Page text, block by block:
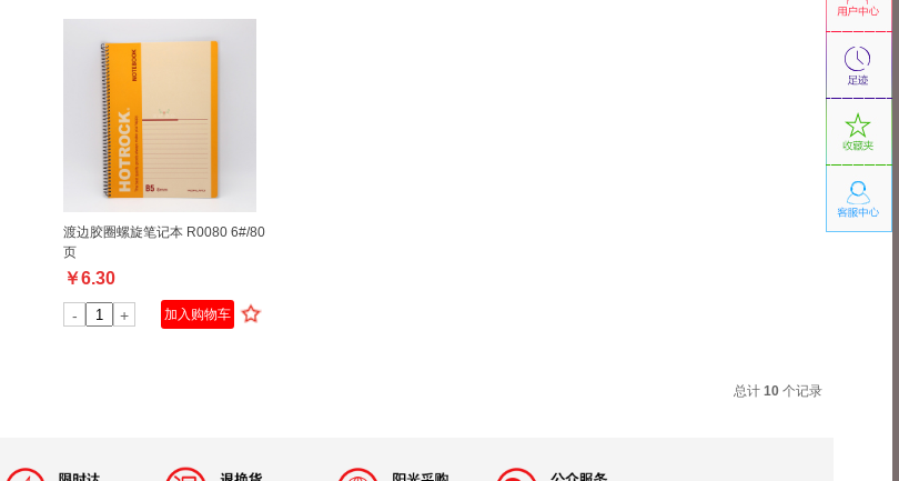
渡边胶圈螺旋笔记本 R0080 6#/80
页
￥6.30
- + 加入购物车
总计 10 个记录